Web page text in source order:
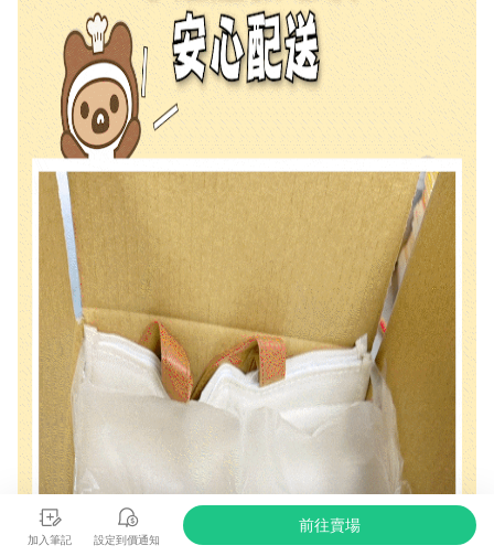
加入筆記 設定到價通知
前往賣場